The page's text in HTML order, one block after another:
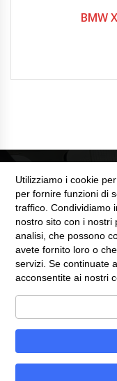
BMW
SEZIONE LEGALE
Cookie Policy
Privacy Policy
Utilizziamo i cookie
per fornire funzioni di
traffico. Condividiamo
nostro sito con i nostri
analisi, che possono
avete fornito loro o
servizi. Se continuate
acconsentite ai nostri